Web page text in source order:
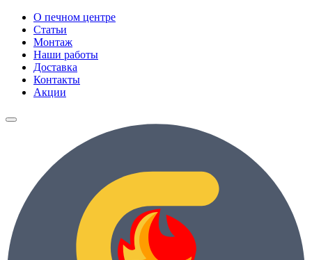
О печном центре
Статьи
Монтаж
Наши работы
Доставка
Контакты
Акции